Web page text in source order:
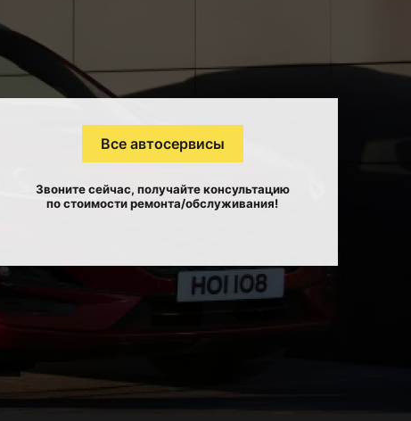
Все автосервисы
Звоните сейчас, получайте консультацию
по стоимости ремонта/обслуживания!